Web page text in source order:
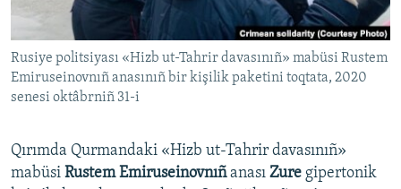
Українською
QOŞULIÑIZ!
RFE/RS bütün saytları
Rusiye politsiyası «Hizb ut-Tahrir davasınıñ» mabüsi Rustem
Emiruseinovnıñ anasınıñ bir kişilik paketini toqtata, 2020
senesi oktâbrniñ 31-i
Qırımda Qurmandaki «Hizb ut-Tahrir davasınıñ»
mabüsi Rustem Emiruseinovnıñanası Zure gipertonik